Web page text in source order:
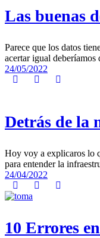
Las buenas
Parece que los datos
acertar igual
24/05/2022
Detrás de la
Hoy voy a explicaros lo
para entender la
24/04/2022
10 Errores